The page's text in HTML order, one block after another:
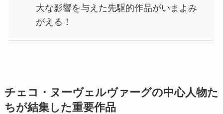
大な影響を与えた先駆的作品がいまよみ
がえる！
チェコ・ヌーヴェルヴァーグの中心人物た
ちが結集した重要作品